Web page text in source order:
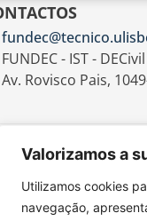
Valorizamos a
Utilizamos cookies
navegação,
FUNDEC - IST - DECivil
Av. Rovisco Pais,